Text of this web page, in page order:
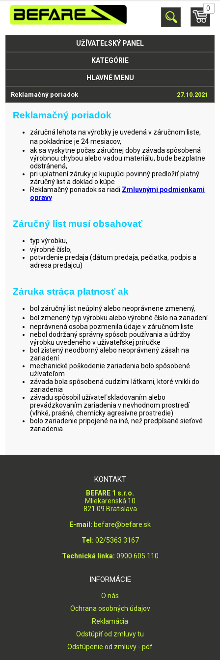
0
UŽÍVATEĽSKÝ PANEL
KATEGÓRIE
HLAVNÉ MENU
Reklamačný poriadok 27.10.2021
Reklamačný poriadok
záručná lehota na výrobky je uvedená v záručnom liste,
na pokladnice je 24 mesiacov,
ak sa vyskytne počas záručnej doby závada spôsobená
výrobnou chybou alebo vadou materiálu, bude bezplatne
odstránená,
pri uplatnení záruky je kupujúci povinný predložiť platný
záručný list a doklad o kúpe
Reklamačný poriadok sa riadi Zmluvnými podmienkami
opravy
Záručný list musí obsahovať
typ výrobku,
výrobné číslo,
potvrdenie predaja (dátum predaja, pečiatka, podpis a
adresa predajcu)
Záruka stráca platnosť ak
bol záručný list neúplný alebo neoprávnene zmenený,
bol zmenený typ výrobku alebo výrobné číslo na zariadení
neprávnená osoba pozmenila údaje v záručnom liste
nebol dodržaný správny spôsob používania a údržby
výrobku uvedeného v užívateľskej príručke
bol zistený neodborný alebo neoprávnený zásah na
zariadení
mechanické poškodenie zariadenia bolo spôsobené
užívateľom
závada bola spôsobená cudzími látkami, ktoré vnikli do
zariadenia
závadu spôsobil užívateľ skladovaním alebo
prevádzkovaním zariadenia v nevhodnom prostredí
(vlhké, prašné, chemicky agresívne prostredie)
bolo zariadenie pripojené na iné, než predpísané sieťové
zariadenia
KONTAKT
BEFARE 1 s.r.o.
Mliekarenská 10
821 09 Bratislava
E-mail: befare@befare.sk
Tel: 02/5363 3167
Technická linka: 0900 605 110
INFORMÁCIE
O nás
Ochrana osobných údajov
Reklamácia
Odstúpiť od zmluvy tu
Odstúpenie od zmluvy - pdf